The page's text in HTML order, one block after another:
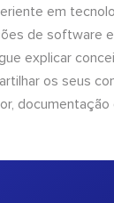
em
de software
explicar
os seus